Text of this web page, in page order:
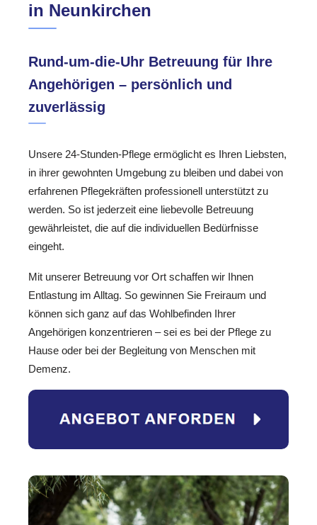
in Neunkirchen
Rund-um-die-Uhr Betreuung für Ihre
Angehörigen – persönlich und
zuverlässig
Unsere 24-Stunden-Pflege ermöglicht es Ihren Liebsten,
in ihrer gewohnten Umgebung zu bleiben und dabei von
erfahrenen Pflegekräften professionell unterstützt zu
werden. So ist jederzeit eine liebevolle Betreuung
gewährleistet, die auf die individuellen Bedürfnisse
eingeht.
Mit unserer Betreuung vor Ort schaffen wir Ihnen
Entlastung im Alltag. So gewinnen Sie Freiraum und
können sich ganz auf das Wohlbefinden Ihrer
Angehörigen konzentrieren – sei es bei der Pflege zu
Hause oder bei der Begleitung von Menschen mit
Demenz.